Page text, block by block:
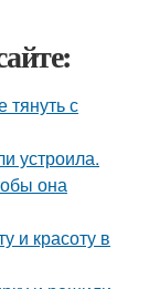
с
устроила.
она
и красоту в